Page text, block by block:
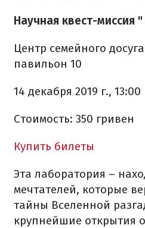
Научная квест-миссия
Центр семейного
павильон 10
14 декабря 2019 г., 13:00
Стоимость: 350 гривен
Купить билеты
Эта лаборатория –
мечтателей, которые
тайны Вселенной
крупнейшие открытия